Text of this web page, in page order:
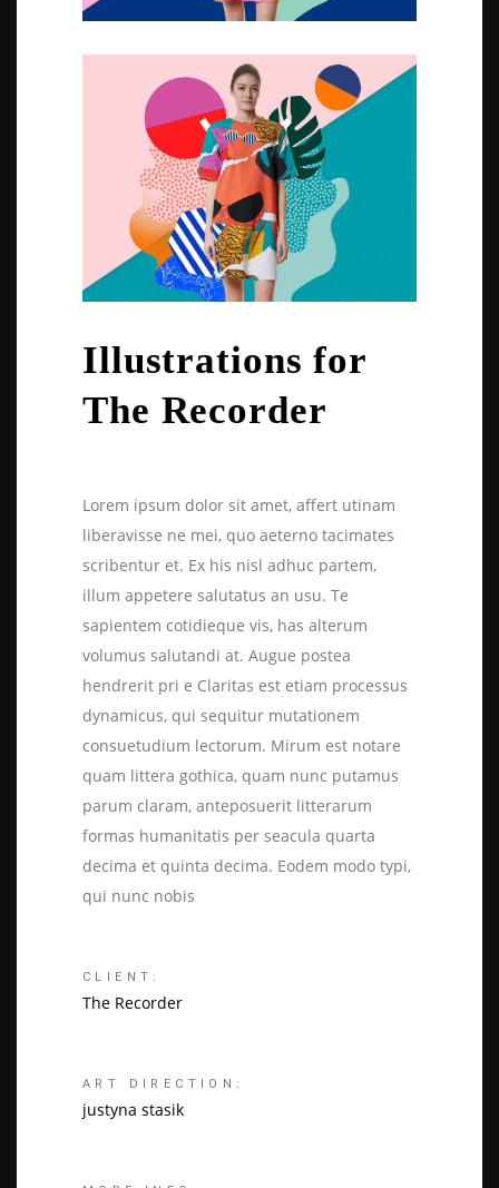
Illustrations for
The Recorder
Lorem ipsum dolor sit amet, affert utinam
liberavisse ne mei, quo aeterno tacimates
scribentur et. Ex his nisl adhuc partem,
illum appetere salutatus an usu. Te
sapientem cotidieque vis, has alterum
volumus salutandi at. Augue postea
hendrerit pri e Claritas est etiam processus
dynamicus, qui sequitur mutationem
consuetudium lectorum. Mirum est notare
quam littera gothica, quam nunc putamus
parum claram, anteposuerit litterarum
formas humanitatis per seacula quarta
decima et quinta decima. Eodem modo typi,
qui nunc nobis
CLIENT:
The Recorder
ART DIRECTION:
justyna stasik